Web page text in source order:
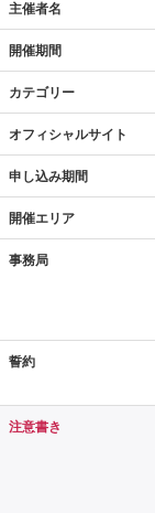
主催者名
開催期間
カテゴリー
オフィシャルサイト
申し込み期間
開催エリア
事務局
誓約
注意書き